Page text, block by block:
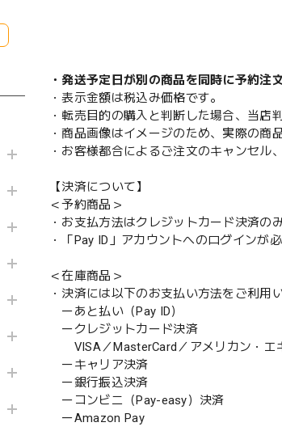
・発送予定日が別の商品を同時に予約注
・表示金額は税込み価格です。
・転売目的の購入と判断した場合、当店
・商品画像はイメージのため、実際の商
・お客様都合によるご注文のキャンセル
【決済について】
＜予約商品＞
・お支払方法はクレジットカード決済の
・「Pay ID」アカウントへのログインが
＜在庫商品＞
・決済には以下のお支払い方法をご利用
ーあと払い（Pay ID）
ークレジットカード決済
VISA／MasterCard／アメリカン・エ
ーキャリア決済
ー銀行振込決済
ーコンビニ（Pay-easy）決済
ーAmazon Pay